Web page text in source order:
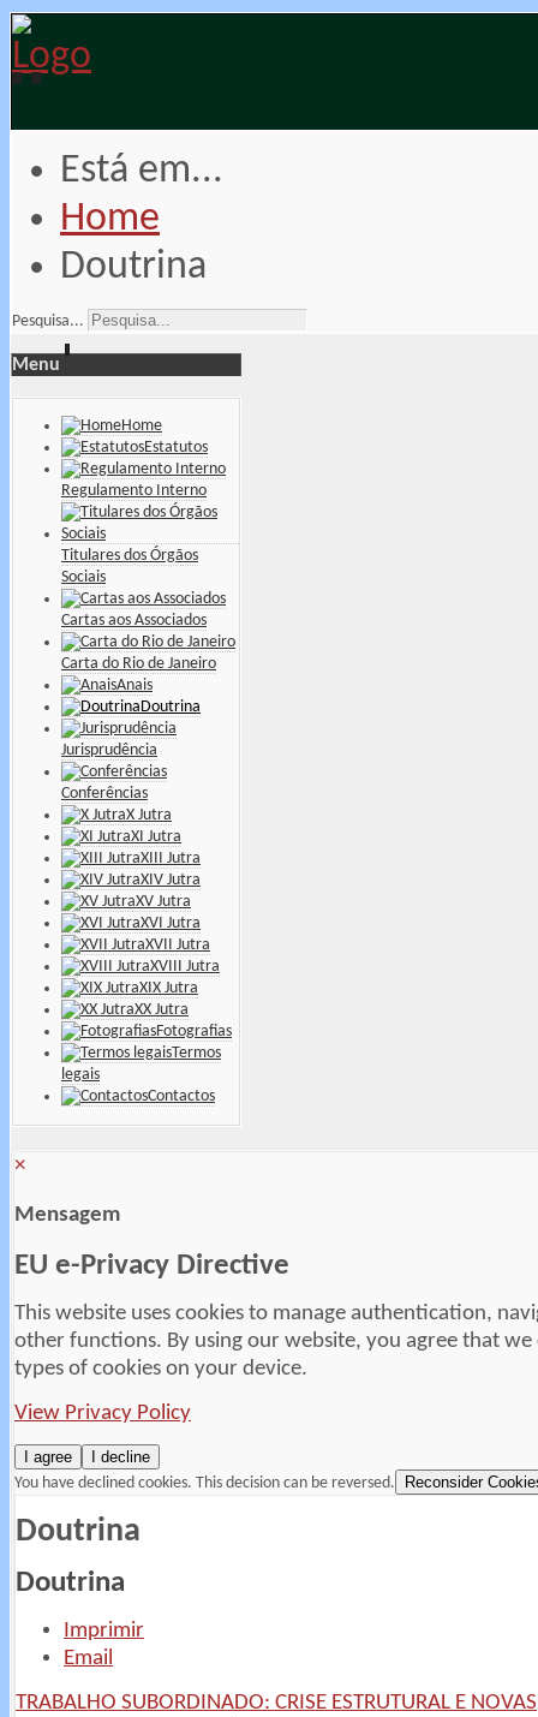
Está em...
Home
Doutrina
Pesquisa...
Menu
Home
Estatutos
Regulamento Interno
Titulares dos Órgãos
Sociais
Cartas aos Associados
Carta do Rio de Janeiro
Anais
Doutrina
Jurisprudência
Conferências
X Jutra
XI Jutra
XIII Jutra
XIV Jutra
XV Jutra
XVI Jutra
XVII Jutra
XVIII Jutra
XIX Jutra
XX Jutra
Fotografias
Termos
legais
Contactos
×
Mensagem
EU e-Privacy Directive
This website uses cookies to manage authentication,
other functions. By using our website, you agree that we
types of cookies on your device.
View Privacy Policy
I agree
I decline
You have declined cookies. This decision can be reversed.
Reconsider
Doutrina
Doutrina
Imprimir
Email
TRABALHO SUBORDINADO: CRISE ESTRUTURAL E NOVAS